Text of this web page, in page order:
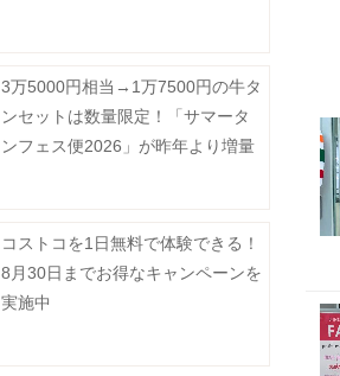
3万5000円相当→1万7500円の牛タ
ンセットは数量限定！「サマータ
ンフェス便2026」が昨年より増量
コストコを1日無料で体験できる！
8月30日までお得なキャンペーンを
実施中